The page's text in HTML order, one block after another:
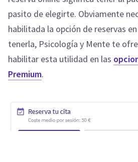
pasito de elegirte. Obviamente
habilitada la opción de reservas
tenerla, Psicología y Mente te
habilitar esta utilidad en las
Premium.